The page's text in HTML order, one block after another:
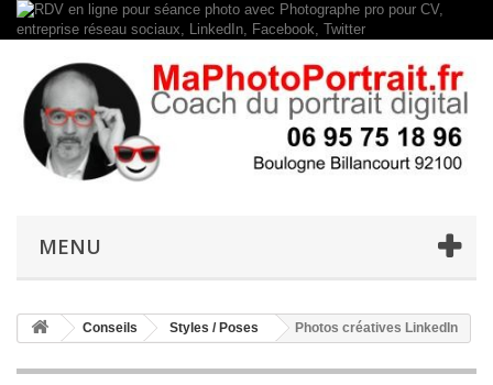
MENU
Conseils Styles / Poses Photos créatives LinkedIn